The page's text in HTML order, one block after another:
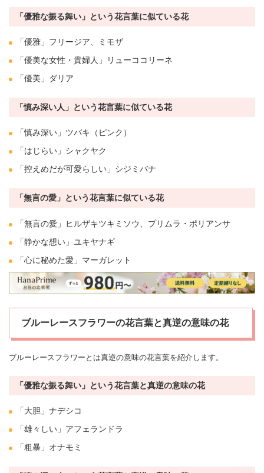
「優雅な振る舞い」という花言葉に似ている花
「優雅」 フリージア
ミモザ
「優美な女性・貴婦人」
リューココリーネ
「優美」
ダリア
「慎み深い人」という花言葉に似ている花
「慎み深い」 ツバキ （ピンク）
「はじらい」 シャクヤク
「控えめだが可愛らしい」シジミバナ
「無言の愛」という花言葉に似ている花
「無言の愛」 ヒルザキツキミソウ
プリムラ・ポリアンサ
「静かな想い」 ユキヤナギ
「心に秘めた愛」 マーガレット
ブルーレースフラワーの花言葉と真逆の意味の花
ブルー レースフラワー とは真逆の意味の花言葉を紹介します。
「優雅な振る舞い」という花言葉と真逆の意味の花
「大胆」 ナデシコ
「雄々しい」アフェランドラ
「粗暴」オナモミ